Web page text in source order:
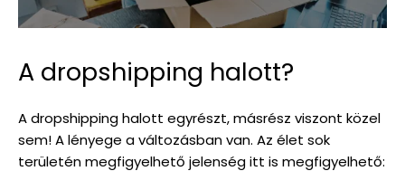
A dropshipping halott?
A dropshipping halott egyrészt, másrész viszont közel
sem! A lényege a változásban van. Az élet sok
területén megfigyelhető jelenség itt is megfigyelhető: